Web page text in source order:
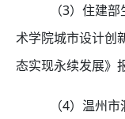
（3）住建部
术学院城市设计创
态实现永续发展》
（4）温州市